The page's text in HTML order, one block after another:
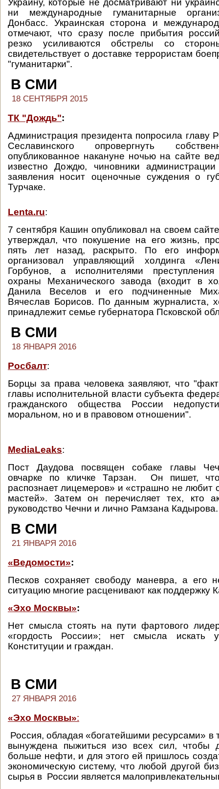
Украину, которые не досматривают ни
ни международные гуманитарные
Донбасс. Украинская сторона и
отмечают, что сразу после прибытия
резко усиливаются обстрелы со
свидетельствует о доставке террористам
"гуманитарки".
В СМИ
18 СЕНТЯБРЯ 2015
ТК "Дождь":
Администрация президента попросила главу
Сеславинского опровергнуть
опубликованное накануне ночью на сайте
известно Дождю, чиновники
заявления носит оценочные суждения о
Турчаке.
Lenta.ru:
7 сентября Кашин опубликовал на своем
утверждал, что покушение на его жизнь,
пять лет назад, раскрыто. По его
организовал управляющий холдинга
Горбунов, а исполнителями
охраны Механического завода (входит в
Данила Веселов и его подчиненные
Вячеслав Борисов. По данным журналиста,
принадлежит семье губернатора Псковской
В СМИ
18 ЯНВАРЯ 2016
Росбалт:
Борцы за права человека заявляют, что
главы исполнительной власти субъекта
гражданского общества России
моральном, но и в правовом отношении".
MediaLeaks:
Пост Даудова посвящен собаке главы
овчарке по кличке Тарзан. Он пишет,
распознает лицемеров» и «страшно не любит
мастей». Затем он перечисляет тех, кто
руководство Чечни и лично Рамзана Кадырова.
В СМИ
21 ЯНВАРЯ 2016
«Ведомости»:
Песков сохраняет свободу маневра, а его
ситуацию многие расценивают как поддержку
«Эхо Москвы»:
Нет смысла стоять на пути фартового
«гордость России»; нет смысла искать
Конституции и граждан.
В СМИ
27 ЯНВАРЯ 2016
«Эхо Москвы»:
Россия, обладая «богатейшими ресурсами» в
вынуждена пыжиться изо всех сил, чтобы
больше нефти, и для этого ей пришлось
экономическую систему, что любой другой
сырья в России является